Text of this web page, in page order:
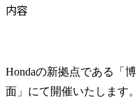
内容
Hondaの新拠点である「
面」にて開催いたします